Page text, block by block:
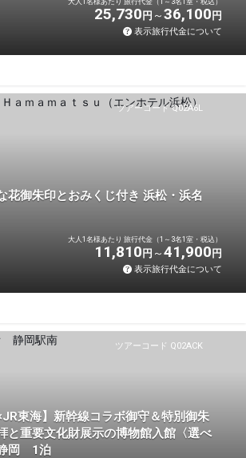
25,730 円 36,100 円
表示旅行代金について
ツアーコード Q02A6L
花御朱印とおみくじ付き 浜松・浜名
大人1名様あたり 旅行代金（1～3名1室・税込）
11,810 円 41,900 円
表示旅行代金について
ツアーコード Q02ACK
東海】新幹線コラボ御守＆特別御朱
重要文化財展示の博物館入館〈選べ
岡 1泊